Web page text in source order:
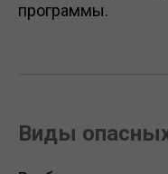
программы.
Виды